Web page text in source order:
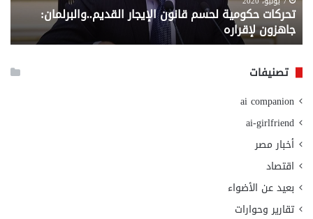
تحركات حكومية لحسم قانون الإيجار القديم..والبرلمان:
جاهزون لإقراره
تصنيفات
ai companion
ai-girlfriend
أخبار مصر
اقتصاد
بعيد عن الأضواء
تقارير وحوارات